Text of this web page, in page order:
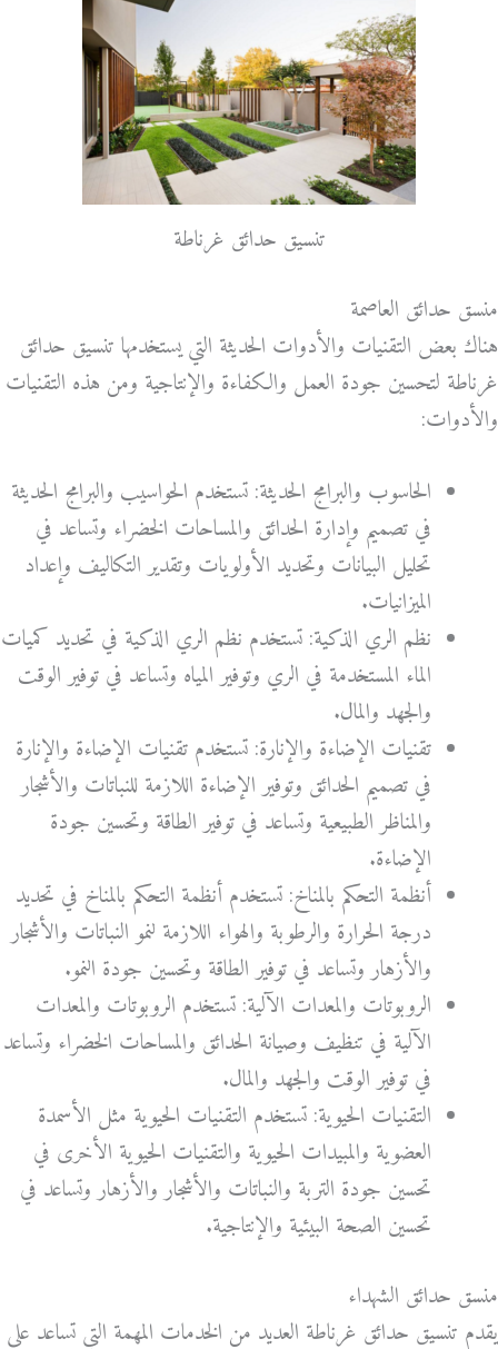
تنسيق حدائق غرناطة
منسق حدائق العاصمة
هناك بعض التقنيات والأدوات الحديثة التي يستخدمها تنسيق حدائق
غرناطة لتحسين جودة العمل والكفاءة والإنتاجية ومن هذه التقنيات
والأدوات:
الحاسوب والبرامج الحديثة: تستخدم الحواسيب والبرامج الحديثة
في تصميم وإدارة الحدائق والمساحات الخضراء وتساعد في
تحليل البيانات وتحديد الأولويات وتقدير التكاليف وإعداد
الميزانيات.
نظم الري الذكية: تستخدم نظم الري الذكية في تحديد كميات
الماء المستخدمة في الري وتوفير المياه وتساعد في توفير الوقت
والجهد والمال.
تقنيات الإضاءة والإنارة: تستخدم تقنيات الإضاءة والإنارة
في تصميم الحدائق وتوفير الإضاءة اللازمة للنباتات والأشجار
والمناظر الطبيعية وتساعد في توفير الطاقة وتحسين جودة
الإضاءة.
أنظمة التحكم بالمناخ: تستخدم أنظمة التحكم بالمناخ في تحديد
درجة الحرارة والرطوبة والهواء اللازمة لنمو النباتات والأشجار
والأزهار وتساعد في توفير الطاقة وتحسين جودة النمو.
الروبوتات والمعدات الآلية: تستخدم الروبوتات والمعدات
الآلية في تنظيف وصيانة الحدائق والمساحات الخضراء وتساعد
في توفير الوقت والجهد والمال.
التقنيات الحيوية: تستخدم التقنيات الحيوية مثل الأسمدة
العضوية والمبيدات الحيوية والتقنيات الحيوية الأخرى في
تحسين جودة التربة والنباتات والأشجار والأزهار وتساعد في
تحسين الصحة البيئية والإنتاجية.
منسق حدائق الشهداء
يقدم تنسيق حدائق غرناطة العديد من الخدمات المهمة التي تساعد على